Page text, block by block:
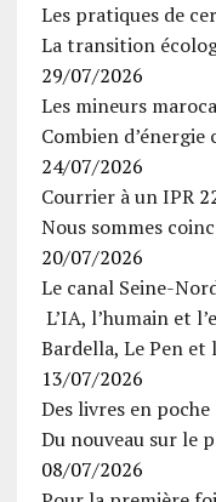
Les pratiques de
La transition
29/07/2026
Les mineurs
Combien
24/07/2026
Courrier à un IPR
Nous sommes
20/07/2026
Le canal Seine-
L’IA, l’humain et
Bardella, Le Pen et
13/07/2026
Des livres en poche
Du nouveau sur le
08/07/2026